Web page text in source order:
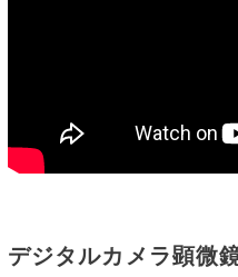
デジタルカメラ顕微